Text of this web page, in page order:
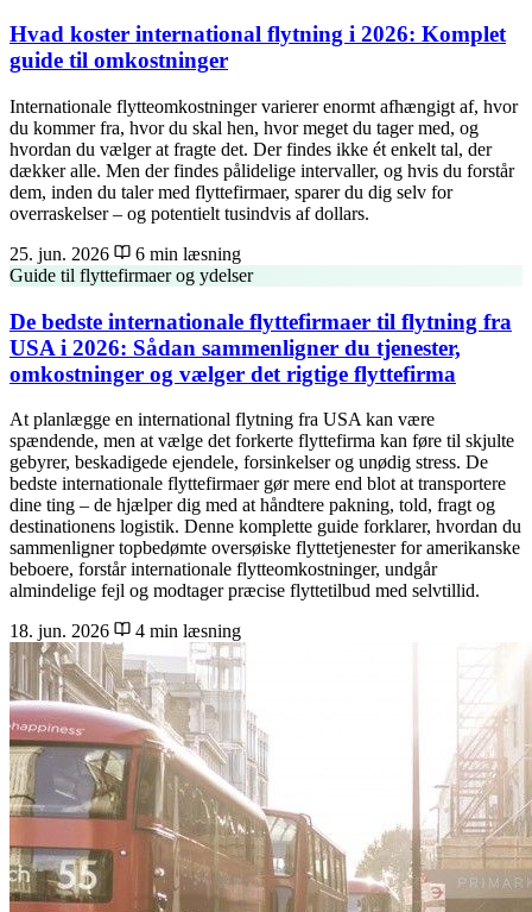
Hvad koster international flytning i 2026: Komplet
guide til omkostninger
Internationale flytteomkostninger varierer enormt afhængigt af, hvor
du kommer fra, hvor du skal hen, hvor meget du tager med, og
hvordan du vælger at fragte det. Der findes ikke ét enkelt tal, der
dækker alle. Men der findes pålidelige intervaller, og hvis du forstår
dem, inden du taler med flyttefirmaer, sparer du dig selv for
overraskelser – og potentielt tusindvis af dollars.
25. jun. 2026
6 min læsning
Guide til flyttefirmaer og ydelser
De bedste internationale flyttefirmaer til flytning fra
USA i 2026: Sådan sammenligner du tjenester,
omkostninger og vælger det rigtige flyttefirma
At planlægge en international flytning fra USA kan være
spændende, men at vælge det forkerte flyttefirma kan føre til skjulte
gebyrer, beskadigede ejendele, forsinkelser og unødig stress. De
bedste internationale flyttefirmaer gør mere end blot at transportere
dine ting – de hjælper dig med at håndtere pakning, told, fragt og
destinationens logistik. Denne komplette guide forklarer, hvordan du
sammenligner topbedømte oversøiske flyttetjenester for amerikanske
beboere, forstår internationale flytteomkostninger, undgår
almindelige fejl og modtager præcise flyttetilbud med selvtillid.
18. jun. 2026
4 min læsning